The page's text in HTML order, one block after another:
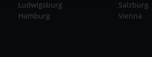
Ludwigsburg
Hamburg
Salzburg
Vienna